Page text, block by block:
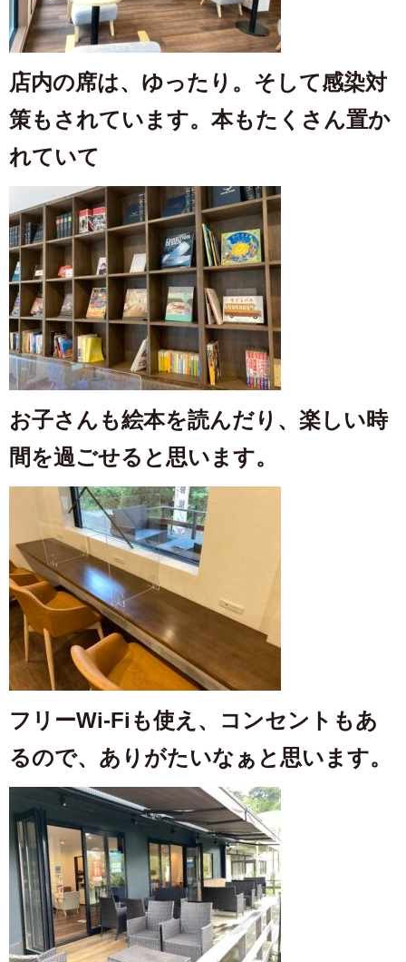
店内の席は、ゆったり。そして感染対
策もされています。本もたくさん置か
れていて
お子さんも絵本を読んだり、楽しい時
間を過ごせると思います。
フリーWi-Fiも使え、コンセントもあ
るので、ありがたいなぁと思います。